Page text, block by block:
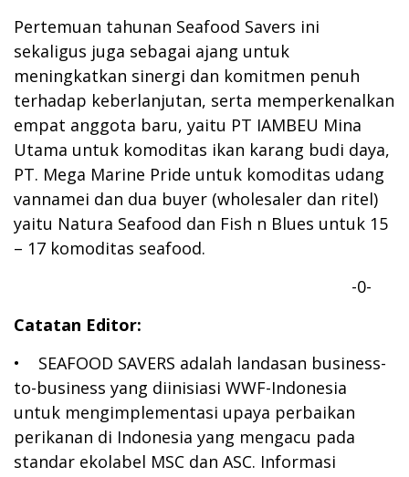
Pertemuan tahunan Seafood Savers ini
sekaligus juga sebagai ajang untuk
meningkatkan sinergi dan komitmen penuh
terhadap keberlanjutan, serta memperkenalkan
empat anggota baru, yaitu PT IAMBEU Mina
Utama untuk komoditas ikan karang budi daya,
PT. Mega Marine Pride untuk komoditas udang
vannamei dan dua buyer (wholesaler dan ritel)
yaitu Natura Seafood dan Fish n Blues untuk 15
– 17 komoditas seafood.
-0-
Catatan Editor:
• SEAFOOD SAVERS adalah landasan business-
to-business yang diinisiasi WWF-Indonesia
untuk mengimplementasi upaya perbaikan
perikanan di Indonesia yang mengacu pada
standar ekolabel MSC dan ASC. Informasi